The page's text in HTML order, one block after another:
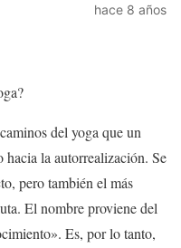
hace 8 años
del yoga que un
hacia la autorrealización. Se
pero también el más
El nombre proviene del
Es, por lo tanto,